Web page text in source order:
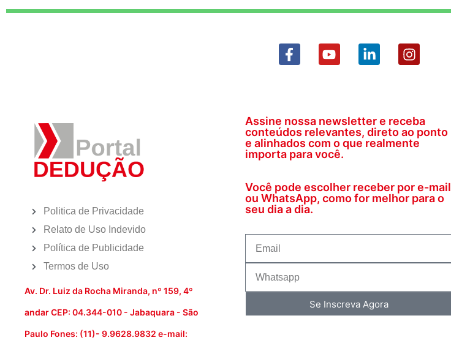
Politica de Privacidade
Relato de Uso Indevido
Política de Publicidade
Termos de Uso
Av. Dr. Luiz da Rocha Miranda, nº 159, 4º
andar CEP: 04.344-010 - Jabaquara - São
Paulo Fones: (11)- 9.9628.9832 e-mail:
Assine nossa newsletter e receba
conteúdos relevantes, direto ao ponto
e alinhados com o que realmente
importa para você.
Você pode escolher receber por e-mail
ou WhatsApp, como for melhor para o
seu dia a dia.
Se Inscreva Agora